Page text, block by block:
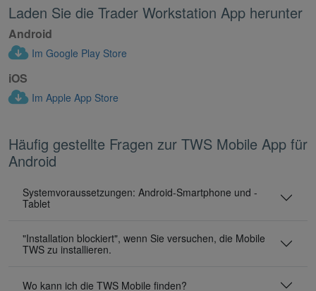
Laden Sie die Trader Workstation App herunter
Android
Im Google Play Store
iOS
Im Apple App Store
Häufig gestellte Fragen zur TWS Mobile App für
Android
Systemvoraussetzungen: Android-Smartphone und -
Tablet
"Installation blockiert", wenn Sie versuchen, die Mobile
TWS zu installieren.
Wo kann ich die TWS Mobile finden?